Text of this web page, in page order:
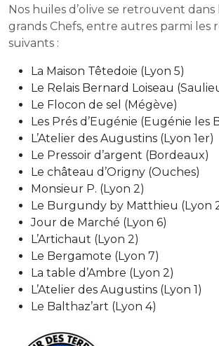
Nos huiles d’olive se retrouvent dans
grands Chefs, entre autres parmi les
suivants :
La Maison Têtedoie (Lyon 5)
Le Relais Bernard Loiseau
Le Flocon de sel (Mégève)
Les Prés d’Eugénie (Eugénie les
L’Atelier des Augustins (Lyon 1er)
Le Pressoir d’argent (Bordeaux)
Le château d’Origny (Ouches)
Monsieur P. (Lyon 2)
Le Burgundy by Matthieu (Lyon
Jour de Marché (Lyon 6)
L’Artichaut (Lyon 2)
Le Bergamote (Lyon 7)
La table d’Ambre (Lyon 2)
L’Atelier des Augustins (Lyon 1)
Le Balthaz’art (Lyon 4)